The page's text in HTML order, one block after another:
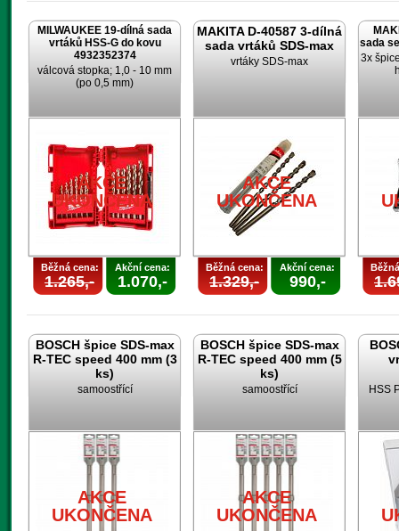
MILWAUKEE 19-dílná sada
vrtáků HSS-G do kovu
4932352374
válcová stopka; 1,0 - 10 mm
(po 0,5 mm)
AKCE
UKONČENA
Běžná cena:
1.265,-
Akční cena:
1.070,-
MAKITA D-40587 3-dílná
sada vrtáků SDS-max
vrtáky SDS-max
AKCE
UKONČENA
Běžná cena:
1.329,-
Akční cena:
990,-
sada
3x
BOSCH špice SDS-max
R-TEC speed 400 mm (3
ks)
samoostřící
AKCE
UKONČENA
BOSCH špice SDS-max
R-TEC speed 400 mm (5
ks)
samoostřící
AKCE
UKONČENA
HSS